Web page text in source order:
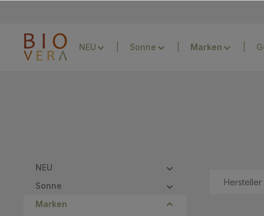
NEU Sonne
NEU
Sonne
Marken
Hersteller